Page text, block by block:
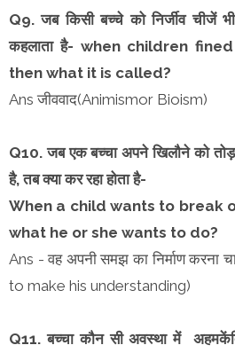
Q9. जब किसी बच्चे को निर्जीव चीजें
कहलाता है- when children
then what it is called?
Ans जीववाद(Animismor Bioism)
Q10. जब एक बच्चा अपने खिलौने को
है, तब क्या कर रहा होता है-
When a child wants to break
what he or she wants to do?
Ans - वह अपनी समझ का निर्माण करना
to make his understanding)
Q11. बच्चा कौन सी अवस्था में